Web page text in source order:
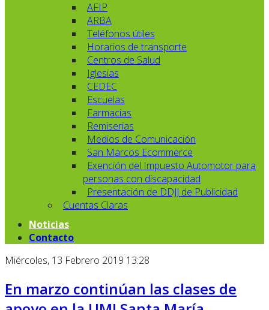
AFIP
ARBA
Teléfonos útiles
Horarios de transporte
Centros de Salud
Iglesias
CEDEC
Escuelas
Farmacias
Remiserias
Medios de Comunicación
San Marcos Ecommerce
Exención del Impuesto Automotor para
personas con discapacidad
Presentación de DDJJ de Publicidad
Cuentas Claras
Noticias
Contacto
Miércoles, 13 Febrero 2019 13:28
En marzo continúan las clases de